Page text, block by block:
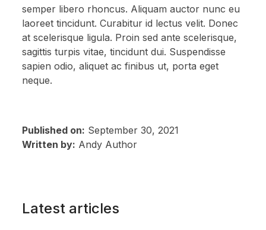
semper libero rhoncus. Aliquam auctor nunc eu
laoreet tincidunt. Curabitur id lectus velit. Donec
at scelerisque ligula. Proin sed ante scelerisque,
sagittis turpis vitae, tincidunt dui. Suspendisse
sapien odio, aliquet ac finibus ut, porta eget
neque.
Published on: September 30, 2021
Written by: Andy Author
Latest articles